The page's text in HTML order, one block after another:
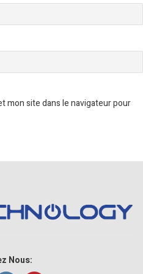
mon site dans le navigateur pour
Nous: